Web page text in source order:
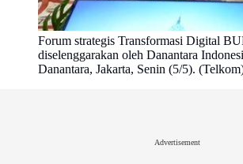
Forum strategis Transformasi Digital
diselenggarakan oleh Danantara
Danantara, Jakarta, Senin (5/5).
Advertisement